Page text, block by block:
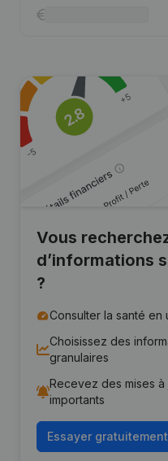
Vous
d’informations
?
Consulter la santé
Choisissez des
granulaires
Recevez des mises
importants
Essayer gratuitement